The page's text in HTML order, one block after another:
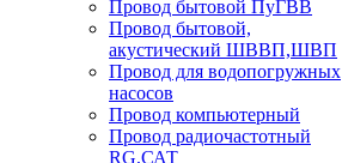
Провод бытовой ПуГВВ
Провод бытовой,
акустический ШВВП,ШВП
Провод для водопогружных
насосов
Провод компьютерный
Провод радиочастотный
RG,САТ